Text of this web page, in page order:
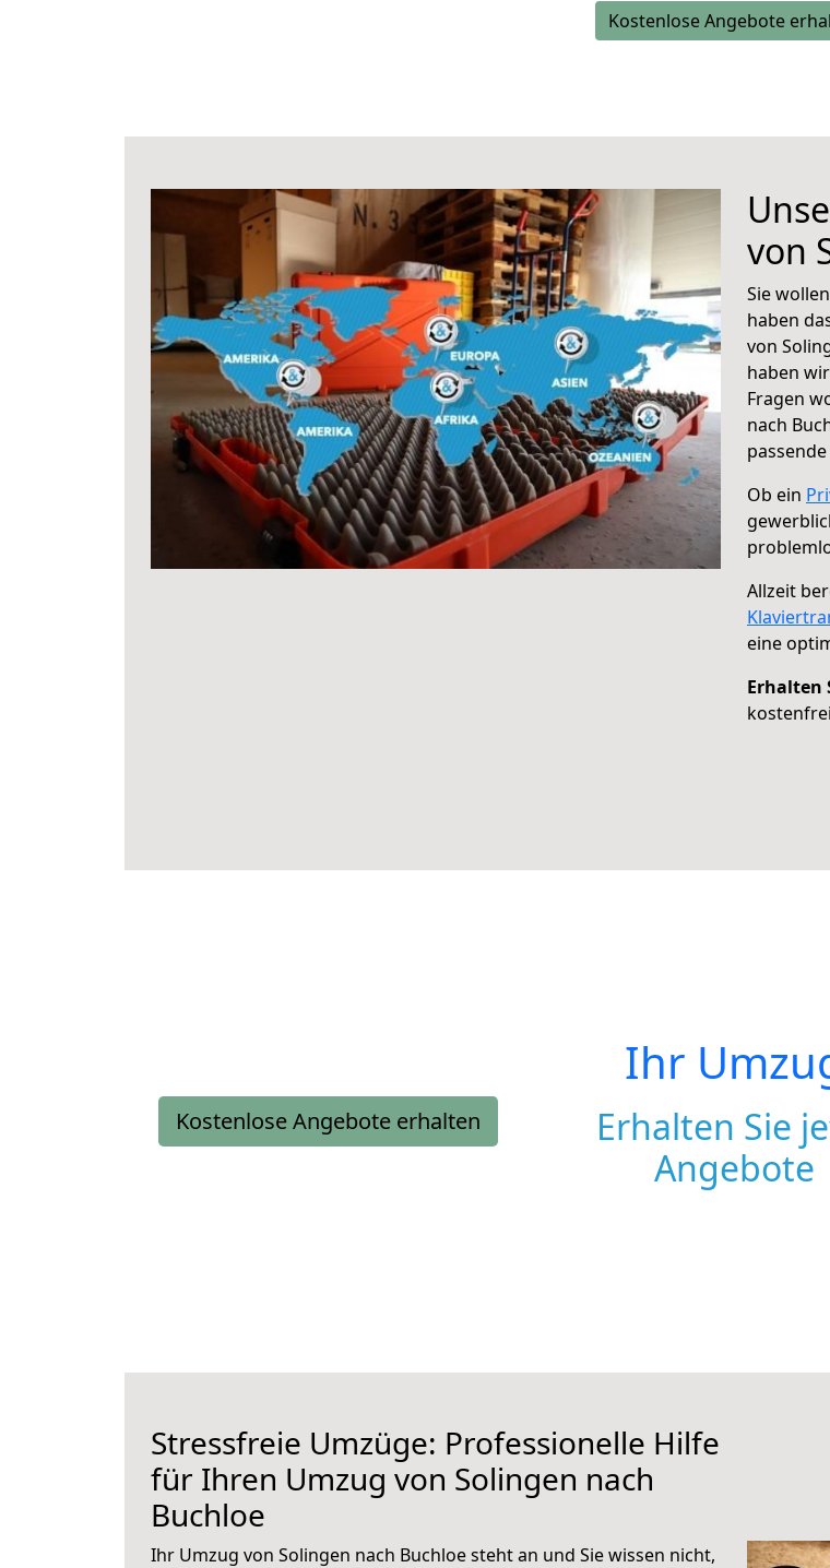
Kostenlose Angebote
von
Sie
haben
von
haben
Fragen
nach
Ob ein
Allzeit
eine
Erhalten
Kostenlose Angebote erhalten
Ihr
Erhalten Sie
Angebote
Stressfreie Umzüge: Professionelle Hilfe
für Ihren Umzug von Solingen nach
Buchloe
Ihr Umzug von Solingen nach Buchloe steht an und Sie wissen nicht,